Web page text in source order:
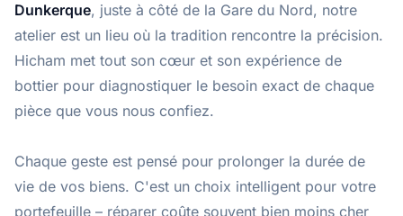
Dunkerque, juste à côté de la Gare du Nord, notre
atelier est un lieu où la tradition rencontre la précision.
Hicham met tout son cœur et son expérience de
bottier pour diagnostiquer le besoin exact de chaque
pièce que vous nous confiez.
Chaque geste est pensé pour prolonger la durée de
vie de vos biens. C'est un choix intelligent pour votre
portefeuille – réparer coûte souvent bien moins cher